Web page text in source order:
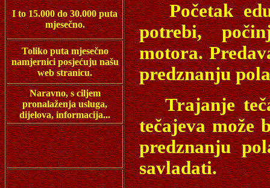
I to 15.000 do 30.000 puta
mjesečno.
Toliko puta mjesečno
namjernici posjećuju našu
web stranicu.
Naravno, s ciljem
pronalaženja usluga,
dijelova, informacija...
Početak
potrebi,
motora.
predznanju
Trajanje
tečajeva može
predznanju
savladati.